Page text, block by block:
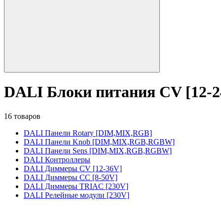
DALI Блоки питания CV [12-
16 товаров
DALI Панели Rotary [DIM,MIX,RGB]
DALI Панели Knob [DIM,MIX,RGB,RGBW]
DALI Панели Sens [DIM,MIX,RGB,RGBW]
DALI Контроллеры
DALI Диммеры CV [12-36V]
DALI Диммеры CC [8-50V]
DALI Диммеры TRIAC [230V]
DALI Релейные модули [230V]